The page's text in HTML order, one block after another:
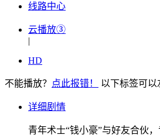
线路中心
云播放③
|
HD
不能播放？ 点此报错！ 以下标签可以
详细剧情
青年术士“钱小豪”与好友合伙